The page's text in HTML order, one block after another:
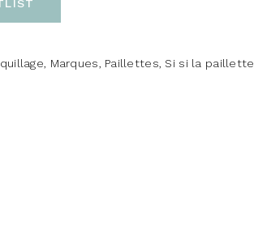
, Marques, Paillettes, Si si la paillette